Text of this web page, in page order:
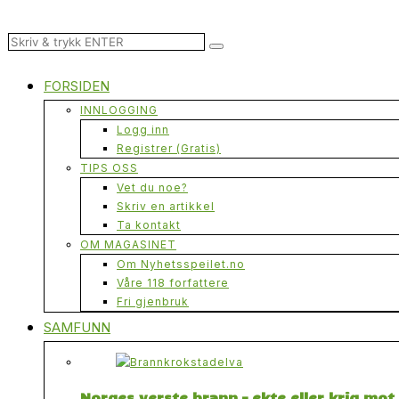
FORSIDEN
INNLOGGING
Logg inn
Registrer (Gratis)
TIPS OSS
Vet du noe?
Skriv en artikkel
Ta kontakt
OM MAGASINET
Om Nyhetsspeilet.no
Våre 118 forfattere
Fri gjenbruk
SAMFUNN